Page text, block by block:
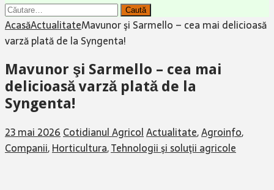
Caută
după:
AcasăActualitateMavunor şi Sarmello – cea mai delicioasă
varză plată de la Syngenta!
Mavunor şi Sarmello – cea mai
delicioasă varză plată de la
Syngenta!
23 mai 2026 Cotidianul AgricolActualitate,Agroinfo,
Companii,Horticultura,Tehnologii şi soluţii agricole